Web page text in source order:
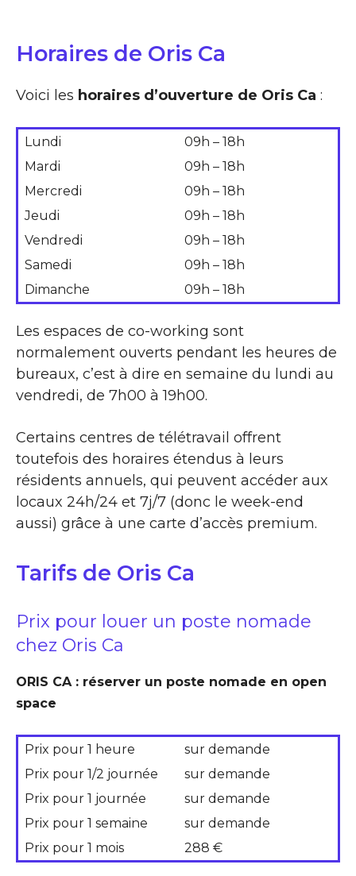
Horaires de Oris Ca
Voici les horaires d’ouverture de Oris Ca :
Lundi
09h – 18h
Mardi
09h – 18h
Mercredi
09h – 18h
Jeudi
09h – 18h
Vendredi
09h – 18h
Samedi
09h – 18h
Dimanche
09h – 18h
Les espaces de co-working sont
normalement ouverts pendant les heures de
bureaux, c’est à dire en semaine du lundi au
vendredi, de 7h00 à 19h00.
Certains centres de télétravail offrent
toutefois des horaires étendus à leurs
résidents annuels, qui peuvent accéder aux
locaux 24h/24 et 7j/7 (donc le week-end
aussi) grâce à une carte d’accès premium.
Tarifs de Oris Ca
Prix pour louer un poste nomade
chez Oris Ca
ORIS CA : réserver un poste nomade en open
space
Prix pour 1 heure
sur demande
Prix pour 1/2 journée
sur demande
Prix pour 1 journée
sur demande
Prix pour 1 semaine
sur demande
Prix pour 1 mois
288 €